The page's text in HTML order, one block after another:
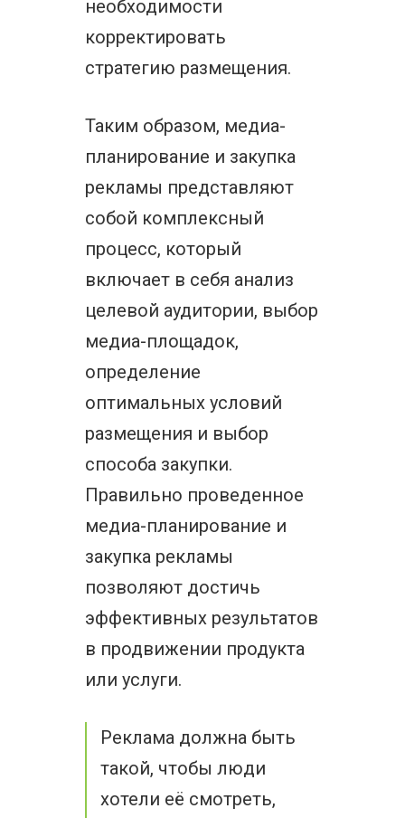
необходимости
корректировать
стратегию размещения.
Таким образом, медиа-
планирование и закупка
рекламы представляют
собой комплексный
процесс, который
включает в себя анализ
целевой аудитории, выбор
медиа-площадок,
определение
оптимальных условий
размещения и выбор
способа закупки.
Правильно проведенное
медиа-планирование и
закупка рекламы
позволяют достичь
эффективных результатов
в продвижении продукта
или услуги.
Реклама должна быть
такой, чтобы люди
хотели её смотреть,